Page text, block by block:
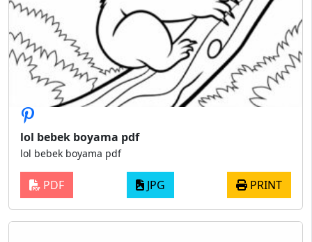
lol bebek boyama pdf
lol bebek boyama pdf
PDF JPG PRINT